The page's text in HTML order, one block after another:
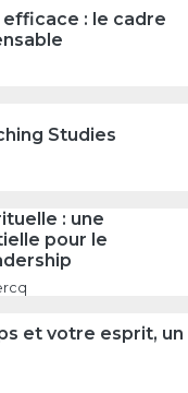
: le cadre
Studies
: une
pour le
et votre esprit, un